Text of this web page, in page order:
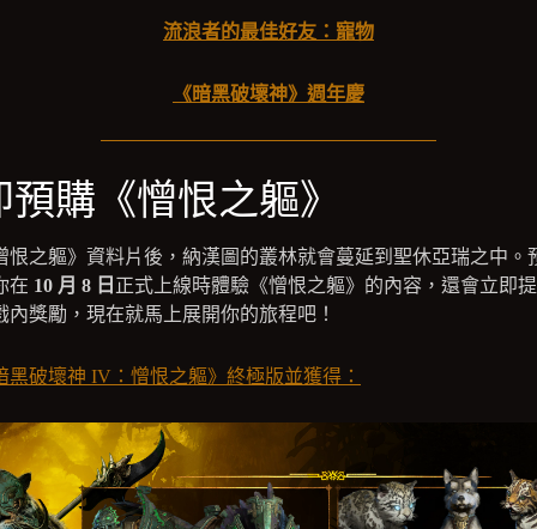
流浪者的最佳好友：寵物
《暗黑破壞神》週年慶
購《憎恨之軀》
恨之軀》資料片後，納漢圖的叢林就會蔓延到聖休亞瑞之中。
在 10 月 8 日 正式上線時體驗《憎恨之軀》的內容，還會立即
內獎勵，現在就馬上展開你的旅程吧！
黑破壞神 IV：憎恨之軀》終極版並獲得：